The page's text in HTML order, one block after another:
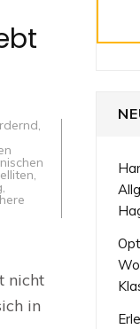
,
,
,
nicht
in